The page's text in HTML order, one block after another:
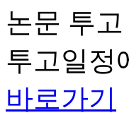
논문 투
투고일정
바로가기